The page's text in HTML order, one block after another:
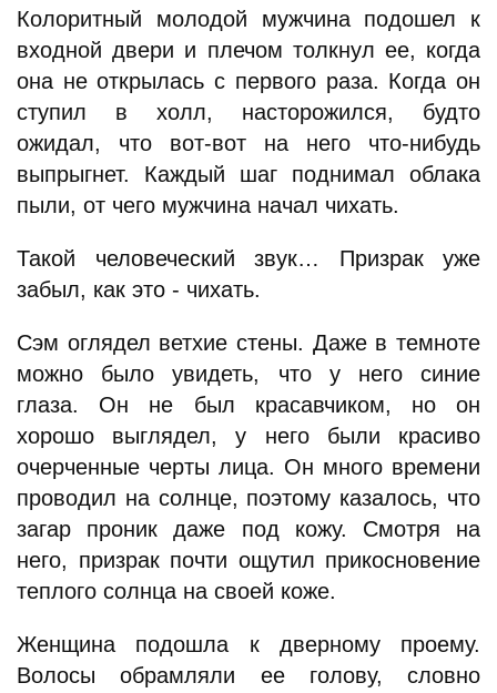
Колоритный молодой мужчина подошел к
входной двери и плечом толкнул ее, когда
она не открылась с первого раза. Когда он
ступил в холл, насторожился, будто
ожидал, что вот-вот на него что-нибудь
выпрыгнет. Каждый шаг поднимал облака
пыли, от чего мужчина начал чихать.
Такой человеческий звук… Призрак уже
забыл, как это - чихать.
Сэм оглядел ветхие стены. Даже в темноте
можно было увидеть, что у него синие
глаза. Он не был красавчиком, но он
хорошо выглядел, у него были красиво
очерченные черты лица. Он много времени
проводил на солнце, поэтому казалось, что
загар проник даже под кожу. Смотря на
него, призрак почти ощутил прикосновение
теплого солнца на своей коже.
Женщина подошла к дверному проему.
Волосы обрамляли ее голову, словно